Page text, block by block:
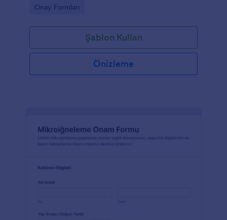
kolayca paylaşılabilir.
Go to Category:
Onay Formları
Şablon Kullan
Önizleme